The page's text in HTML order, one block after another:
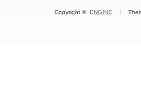
Copyright ©ENGINE